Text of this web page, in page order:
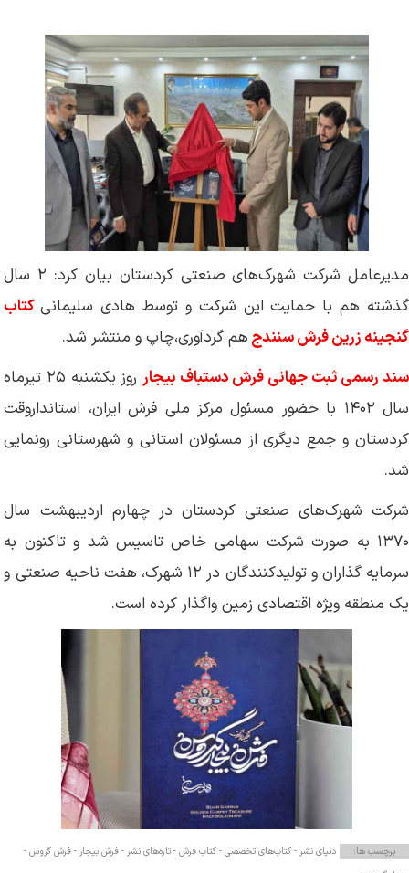
مدیرعامل شرکت شهرک‌های صنعتی کردستان بیان کرد: ۲ سال
گذشته هم با حمایت این شرکت و توسط هادی سلیمانیکتاب
گنجینه زرین فرش سنندجهم گردآوری،چاپ و منتشر شد.
سند رسمی ثبت جهانی فرش دستباف بیجار
روز یکشنبه ۲۵ تیرماه
سال ۱۴۰۲ با حضور مسئول مرکز ملی فرش ایران، استانداروقت
کردستان و جمع دیگری از مسئولان استانی و شهرستانی رونمایی
شد.
شرکت شهرک‌های صنعتی کردستان در چهارم اردیبهشت سال
۱۳۷۰ به صورت شرکت سهامی خاص تاسیس شد و تاکنون به
سرمایه گذاران و تولیدکنندگان در ۱۲ شهرک، هفت ناحیه صنعتی و
یک منطقه ویژه اقتصادی زمین واگذار کرده است.
برچسب ها: دنیای نشر - کتاب‌های تخصصی - کتاب فرش - تازه‌های نشر - فرش بیجار - فرش گروس -